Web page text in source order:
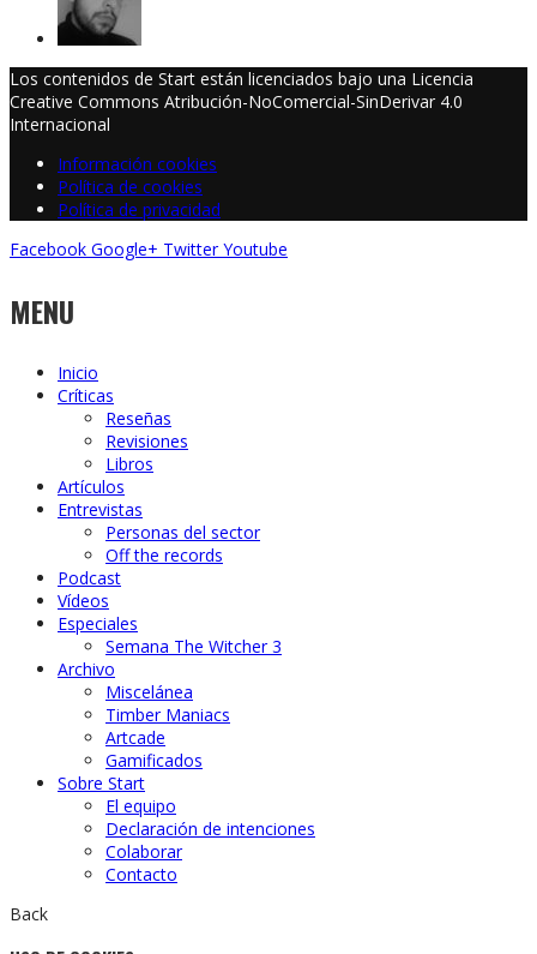
Los contenidos de Start están licenciados bajo una Licencia
Creative Commons Atribución-NoComercial-SinDerivar 4.0
Internacional
Información cookies
Política de cookies
Política de privacidad
Facebook Google+ Twitter Youtube
MENU
Inicio
Críticas
Reseñas
Revisiones
Libros
Artículos
Entrevistas
Personas del sector
Off the records
Podcast
Vídeos
Especiales
Semana The Witcher 3
Archivo
Miscelánea
Timber Maniacs
Artcade
Gamificados
Sobre Start
El equipo
Declaración de intenciones
Colaborar
Contacto
Back